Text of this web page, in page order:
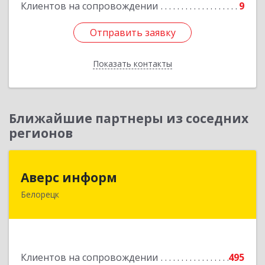
Клиентов на сопровождении 9
Отправить заявку
Показать контакты
Отправить заявку
Назад
Ближайшие партнеры из соседних
регионов
Аверс информ
Белорецк
Клиентов на сопровождении
495
453500, Башкортостан Респ, Белорецкий р-н,
Подробнее